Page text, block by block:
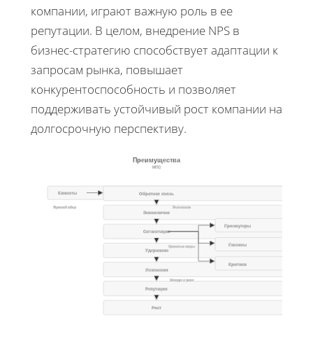
компании, играют важную роль в ее
репутации. В целом, внедрение NPS в
бизнес-стратегию способствует адаптации к
запросам рынка, повышает
конкурентоспособность и позволяет
поддерживать устойчивый рост компании на
долгосрочную перспективу.
Преимущества
НПС
Клиенты Обратная связь
Экономично
Сегментация
Удержание
Изменения
Репутация
Рост
Промоутеры
Пассивы
Критики
Прямой сбор Экономия
Целевые меры
Имидж и рост